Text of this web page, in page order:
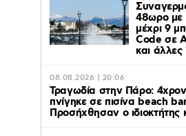
48ωρο με
μέχρι 9
Code σε
και άλλες
08.08.2026 | 20:06
Τραγωδία στην Πάρο:
πνίγηκε σε πισίνα beach
Προσήχθησαν ο ιδιοκτήτης